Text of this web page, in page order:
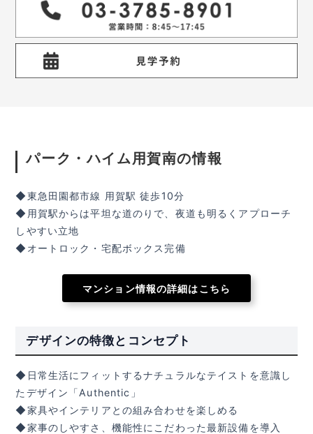
パーク・ハイム用賀南の情報
◆東急田園都市線 用賀駅 徒歩10分
◆用賀駅からは平坦な道のりで、夜道も明るくアプローチ
しやすい立地
◆オートロック・宅配ボックス完備
マンション情報の詳細はこちら
デザインの特徴とコンセプト
◆日常生活にフィットするナチュラルなテイストを意識し
たデザイン「Authentic」
◆家具やインテリアとの組み合わせを楽しめる
◆家事のしやすさ、機能性にこだわった最新設備を導入